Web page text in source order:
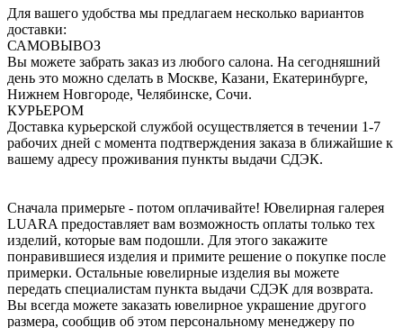
Для вашего удобства мы предлагаем несколько вариантов
доставки:
САМОВЫВОЗ
Вы можете забрать заказ из любого салона. На сегодняшний
день это можно сделать в Москве, Казани, Екатеринбурге,
Нижнем Новгороде, Челябинске, Сочи.
КУРЬЕРОМ
Доставка курьерской службой осуществляется в течении 1-7
рабочих дней с момента подтверждения заказа в ближайшие к
вашему адресу проживания пункты выдачи СДЭК.
Сначала примерьте - потом оплачивайте! Ювелирная галерея
LUARA предоставляет вам возможность оплаты только тех
изделий, которые вам подошли. Для этого закажите
понравившиеся изделия и примите решение о покупке после
примерки. Остальные ювелирные изделия вы можете
передать специалистам пункта выдачи СДЭК для возврата.
Вы всегда можете заказать ювелирное украшение другого
размера, сообщив об этом персональному менеджеру по